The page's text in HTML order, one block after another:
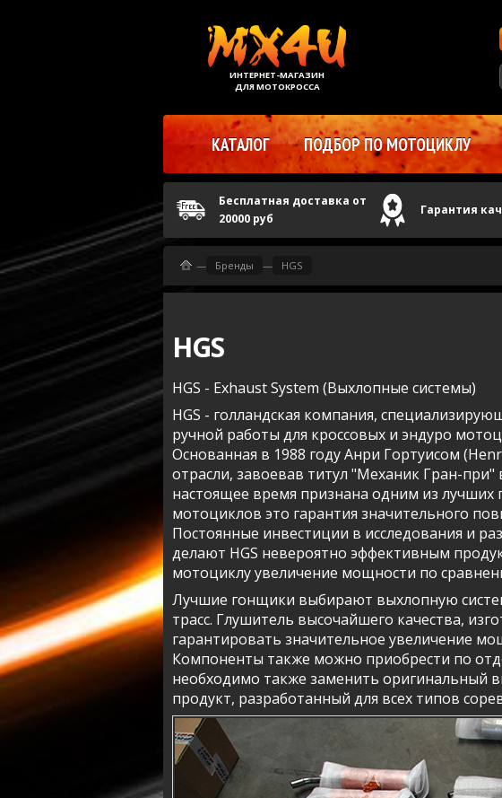
HGS
HGS - Exhaust System (Выхлопные системы)
HGS - голландская компания,
ручной работы для кроссовых и эндуро
Основанная в 1988 году Анри Гортуисом
отрасли, завоевав титул "Механик Гран-при"
настоящее время признана одним из
мотоциклов это гарантия значительного
Постоянные инвестиции в исследования и
делают HGS невероятно эффективным
мотоциклу увеличение мощности по
Лучшие гонщики выбирают выхлопную
трасс. Глушитель высочайшего качества,
гарантировать значительное увеличение
Компоненты также можно приобрести по
необходимо также заменить оригинальный
продукт, разработанный для всех типов
— Бренды — HGS
ИНТЕРНЕТ-МАГАЗИН
ДЛЯ МОТОКРОССА
КАТАЛОГ ПОДБОР ПО МОТОЦИКЛУ
Бесплатная доставка от
20000 руб
Гарантия